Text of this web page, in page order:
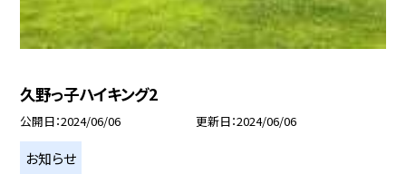
久野っ子ハイキング2
公開日 2024/06/06 更新日 2024/06/06
お知らせ